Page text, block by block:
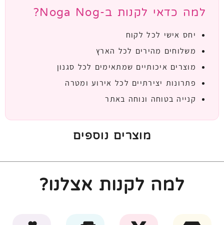
למה כדאי לקנות ב-Noga Nog?
יחס אישי לכל לקוח
משלוחים מהירים לכל הארץ
מוצרים איכותיים שמתאימים לכל סגנון
פתרונות יצירתיים לכל אירוע ומטרה
קנייה בטוחה ונוחה באתר
מוצרים נוספים
למה לקנות אצלנו?